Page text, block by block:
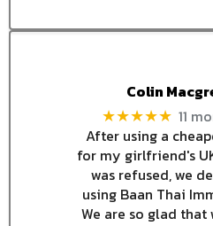
Colin
★★★★★ 11
After using a
for my girlfriend's
was refused, we
using Baan Thai
We are so glad that